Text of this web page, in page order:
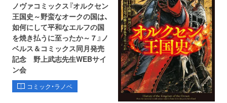
ノヴァコミックス『オルクセン
王国史～野蛮なオークの国は、
如何にして平和なエルフの国
を焼き払うに至ったか～ 7 』ノ
ベルス＆コミックス同月発売
記念 野上武志先生WEBサイ
ン会
コミック・ラノベ